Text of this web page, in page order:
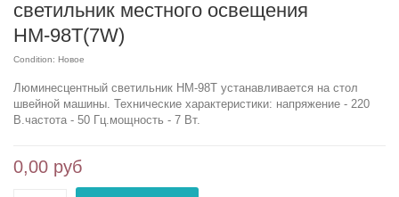
светильник местного освещения
HM-98T(7W)
Condition: Новое
Люминесцентный светильник HM-98T устанавливается на стол
швейной машины. Технические характеристики: напряжение - 220
В.частота - 50 Гц.мощность - 7 Вт.
0,00 руб